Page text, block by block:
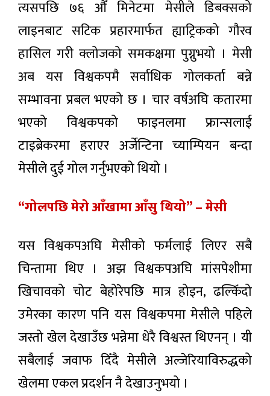
त्यसपछि ७६ औँ मिनेटमा मेसीले डिबक्सको
लाइनबाट सटिक प्रहारमार्फत ह्याट्रिकको गौरव
हासिल गरी क्लोजको समकक्षमा पुग्नुभयो । मेसी
अब यस विश्वकपमै सर्वाधिक गोलकर्ता बन्ने
सम्भावना प्रबल भएको छ । चार वर्षअघि कतारमा
भएको विश्वकपको फाइनलमा फ्रान्सलाई
टाइब्रेकरमा हराएर अर्जेन्टिना च्याम्पियन बन्दा
मेसीले दुई गोल गर्नुभएको थियो ।
“गोलपछि मेरो आँखामा आँसु थियो” – मेसी
यस विश्वकपअघि मेसीको फर्मलाई लिएर सबै
चिन्तामा थिए । अझ विश्वकपअघि मांसपेशीमा
खिचावको चोट बेहोरेपछि मात्र होइन, ढल्किँदो
उमेरका कारण पनि यस विश्वकपमा मेसीले पहिले
जस्तो खेल देखाउँछ भन्नेमा धेरै विश्वस्त थिएनन् । यी
सबैलाई जवाफ दिँदै मेसीले अल्जेरियाविरुद्धको
खेलमा एकल प्रदर्शन नै देखाउनुभयो ।